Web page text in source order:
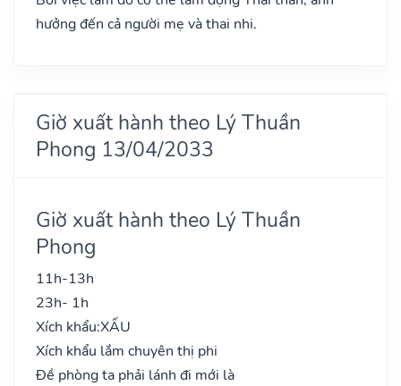
hưởng đến cả người mẹ và thai nhi.
Giờ xuất hành theo Lý Thuần
Phong 13/04/2033
Giờ xuất hành theo Lý Thuần
Phong
11h-13h
23h- 1h
Xích khẩu:XẤU
Xích khẩu lắm chuyên thị phi
Đề phòng ta phải lánh đi mới là